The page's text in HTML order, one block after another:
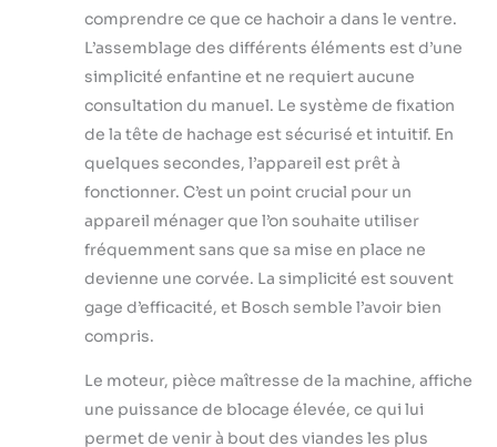
comprendre ce que ce hachoir a dans le ventre.
L’assemblage des différents éléments est d’une
simplicité enfantine et ne requiert aucune
consultation du manuel. Le système de fixation
de la tête de hachage est sécurisé et intuitif. En
quelques secondes, l’appareil est prêt à
fonctionner. C’est un point crucial pour un
appareil ménager que l’on souhaite utiliser
fréquemment sans que sa mise en place ne
devienne une corvée. La simplicité est souvent
gage d’efficacité, et Bosch semble l’avoir bien
compris.
Le moteur, pièce maîtresse de la machine, affiche
une puissance de blocage élevée, ce qui lui
permet de venir à bout des viandes les plus